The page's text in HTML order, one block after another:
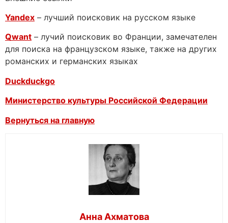
Yandex – лучший поисковик на русском языке
Qwant – лучий поисковик во Франции, замечателен
для поиска на французском языке, также на других
романских и германских языках
Duckduckgo
Министерство культуры Российской Федерации
Вернуться на главную
Анна Ахматова